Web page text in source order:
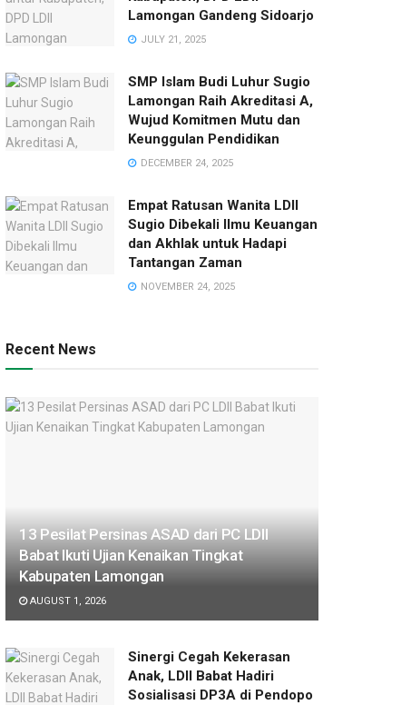
Lamongan Gandeng Sidoarjo
JULY 21, 2025
SMP Islam Budi Luhur Sugio
Lamongan Raih Akreditasi A,
Wujud Komitmen Mutu dan
Keunggulan Pendidikan
DECEMBER 24, 2025
Empat Ratusan Wanita LDII
Sugio Dibekali Ilmu Keuangan
dan Akhlak untuk Hadapi
Tantangan Zaman
NOVEMBER 24, 2025
Recent News
13 Pesilat Persinas ASAD dari PC LDII
Babat Ikuti Ujian Kenaikan Tingkat
Kabupaten Lamongan
AUGUST 1, 2026
Sinergi Cegah Kekerasan
Anak, LDII Babat Hadiri
Sosialisasi DP3A di Pendopo